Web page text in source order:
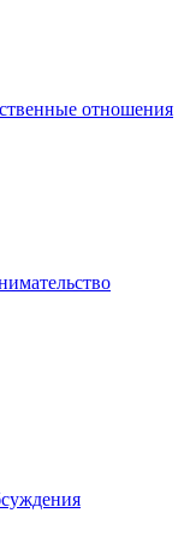
отношения